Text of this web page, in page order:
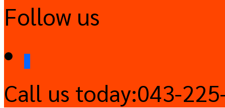
Follow us
Call us today:043-